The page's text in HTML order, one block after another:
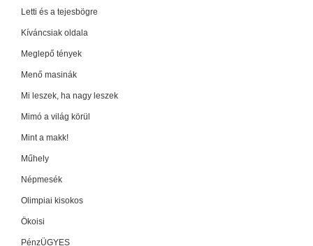
Letti és a tejesbögre
Kíváncsiak oldala
Meglepő tények
Menő masinák
Mi leszek, ha nagy leszek
Mimó a világ körül
Mint a makk!
Műhely
Népmesék
Olimpiai kisokos
Ökoisi
PénzÜGYES